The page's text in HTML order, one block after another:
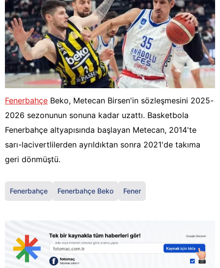
Fenerbahçe Beko, Metecan Birsen'in sözleşmesini 2025-
2026 sezonunun sonuna kadar uzattı. Basketbola
Fenerbahçe altyapısında başlayan Metecan, 2014'te
sarı-lacivertlilerden ayrıldıktan sonra 2021'de takıma
geri dönmüştü.
Fenerbahçe Fenerbahçe Beko Fener